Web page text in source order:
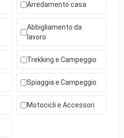
Arredamento casa
Abbigliamento da
lavoro
Trekking e Campeggio
Spiaggia e Campeggio
Motocicli e Accessori